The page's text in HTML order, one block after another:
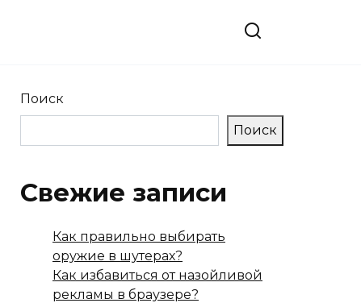
Поиск
Поиск
Свежие записи
Как правильно выбирать
оружие в шутерах?
Как избавиться от назойливой
рекламы в браузере?